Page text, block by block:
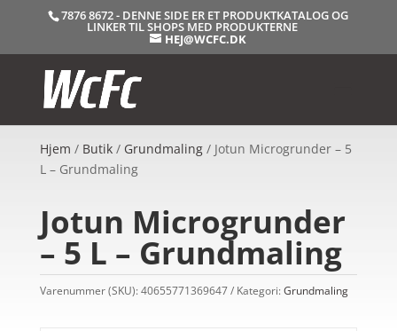
7876 8672 - DENNE SIDE ER ET PRODUKTKATALOG OG
LINKER TIL SHOPS MED PRODUKTERNE
HEJ@WCFC.DK
Hjem / Butik/ Grundmaling/ Jotun Microgrunder – 5
L – Grundmaling
Jotun Microgrunder
– 5 L – Grundmaling
Varenummer (SKU):40655771369647 Kategori:Grundmaling